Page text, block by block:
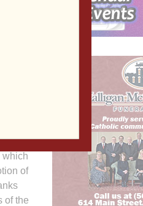
Leo
which
of
of the